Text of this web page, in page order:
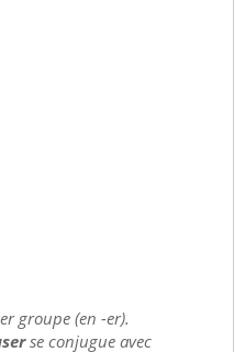
groupe (en -er).
se conjugue avec